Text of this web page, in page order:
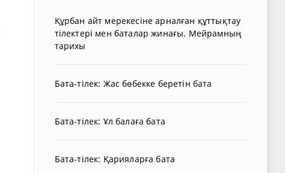
Құрбан айт мерекесіне арналған құттықтау
тілектері мен баталар жинағы. Мейрамның
тарихы
Бата-тілек: Жас бөбекке беретін бата
Бата-тілек: Ұл балаға бата
Бата-тілек: Қарияларға бата